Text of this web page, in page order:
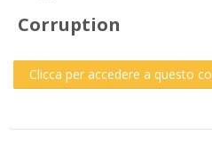
Corruption
Clicca per accedere a questo